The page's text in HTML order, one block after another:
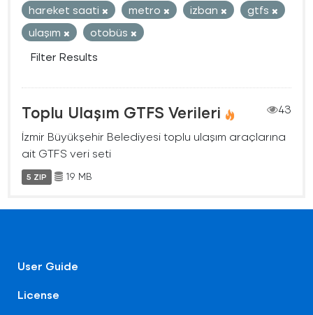
hareket saati
metro izban
gtfs
ulaşım
otobüs
Filter Results
Toplu Ulaşım GTFS Verileri
43
İzmir Büyükşehir Belediyesi toplu ulaşım araçlarına
ait GTFS veri seti
5 ZIP 19 MB
User Guide
License